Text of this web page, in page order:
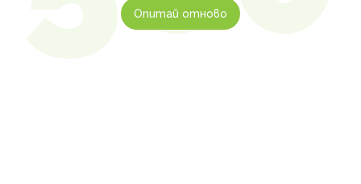
Опитай отново